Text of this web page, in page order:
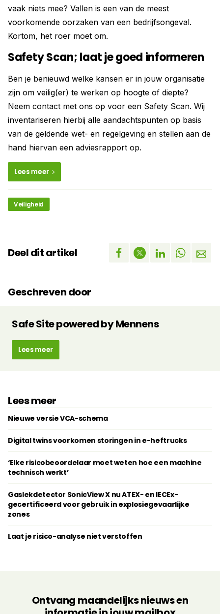
vaak niets mee? Vallen is een van de meest
voorkomende oorzaken van een bedrijfsongeval.
Kortom, het roer moet om.
Safety Scan; laat je goed informeren
Ben je benieuwd welke kansen er in jouw organisatie
zijn om veilig(er) te werken op hoogte of diepte?
Neem contact met ons op voor een Safety Scan. Wij
inventariseren hierbij alle aandachtspunten op basis
van de geldende wet- en regelgeving en stellen aan de
hand hiervan een adviesrapport op.
Lees meer
Veiligheid
Deel dit artikel
Geschreven door
Safe Site powered by Mennens
Lees meer
Lees meer
Nieuwe versie VCA-schema
Digital twins voorkomen storingen in e-heftrucks
‘Elke risicobeoordelaar moet weten hoe een machine
technisch werkt’
Gaslekdetector SonicView X nu ATEX- en IECEx-
gecertificeerd voor gebruik in explosiegevaarlijke
zones
Laat je risico-analyse niet verstoffen
Ontvang maandelijks nieuws en